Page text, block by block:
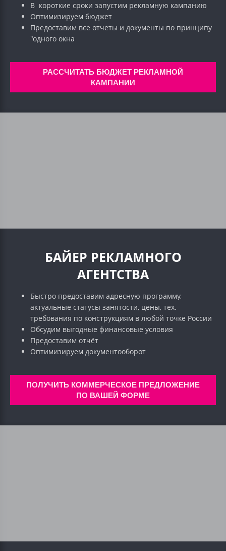
В короткие сроки запустим рекламную кампанию
Оптимизируем бюджет
Предоставим все отчеты и документы по принципу
"одного окна
РАССЧИТАТЬ БЮДЖЕТ РЕКЛАМНОЙ
КАМПАНИИ
БАЙЕР РЕКЛАМНОГО
АГЕНТСТВА
Быстро предоставим адресную программу,
актуальные статусы занятости, цены, тех.
требования по конструкциям в любой точке России
Обсудим выгодные финансовые условия
Предоставим отчёт
Оптимизируем документооборот
ПОЛУЧИТЬ КОММЕРЧЕСКОЕ ПРЕДЛОЖЕНИЕ
ПО ВАШЕЙ ФОРМЕ